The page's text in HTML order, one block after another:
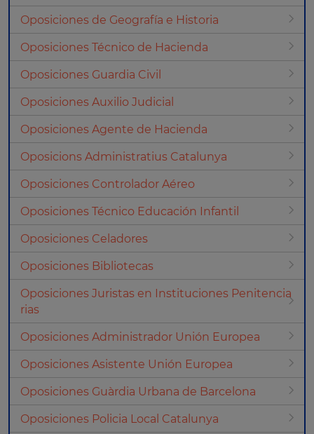
Oposiciones de Geografía e Historia
Oposiciones Técnico de Hacienda
Oposiciones Guardia Civil
Oposiciones Auxilio Judicial
Oposiciones Agente de Hacienda
Oposicions Administratius Catalunya
Oposiciones Controlador Aéreo
Oposiciones Técnico Educación Infantil
Oposiciones Celadores
Oposiciones Bibliotecas
Oposiciones Juristas en Instituciones Penitencia
rias
Oposiciones Administrador Unión Europea
Oposiciones Asistente Unión Europea
Oposiciones Guàrdia Urbana de Barcelona
Oposiciones Policia Local Catalunya